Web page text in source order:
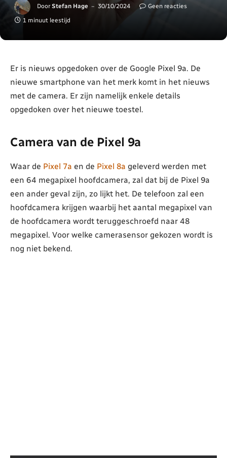
Door Stefan Hage 30/10/2024
Geen reacties
1 minuut leestijd
Er is nieuws opgedoken over de Google Pixel 9a. De
nieuwe smartphone van het merk komt in het nieuws
met de camera. Er zijn namelijk enkele details
opgedoken over het nieuwe toestel.
Camera van de Pixel 9a
Waar de Pixel 7a en de Pixel 8a geleverd werden met
een 64 megapixel hoofdcamera, zal dat bij de Pixel 9a
een ander geval zijn, zo lijkt het. De telefoon zal een
hoofdcamera krijgen waarbij het aantal megapixel van
de hoofdcamera wordt teruggeschroefd naar 48
megapixel. Voor welke camerasensor gekozen wordt is
nog niet bekend.